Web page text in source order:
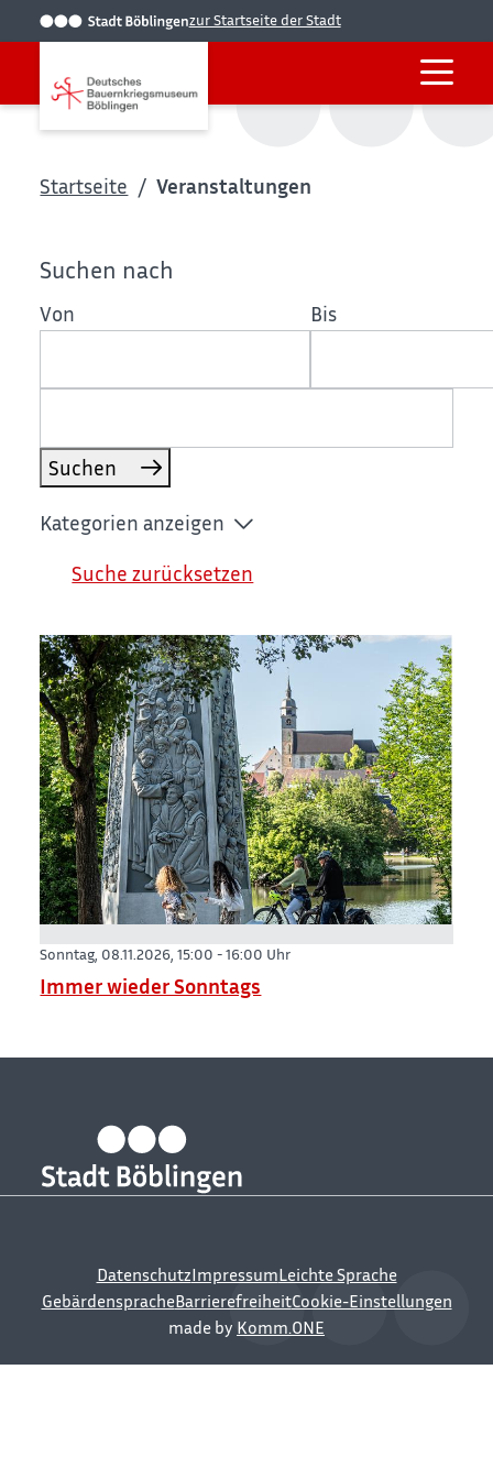
zur Startseite der Stadt
Startseite Veranstaltungen
Suchen nach
Von Bis
Suchen
Kategorien anzeigen
Suche zurücksetzen
Sonntag, 08.11.2026,15:00 - 16:00 Uhr
Immer wieder Sonntags
DatenschutzImpressumLeichte Sprache
GebärdenspracheBarrierefreiheitCookie-Einstellungen
made by Komm.ONE